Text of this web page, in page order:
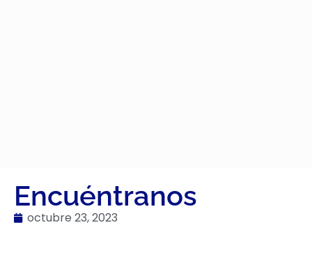
Encuéntranos
octubre 23, 2023